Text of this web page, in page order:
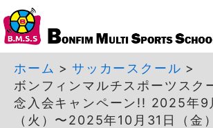
内
容
ホーム
サッカースクール
ボンフィンマルチスポーツスク
念入会キャンペーン!! 2025年9
（火）〜2025年10月31日（金